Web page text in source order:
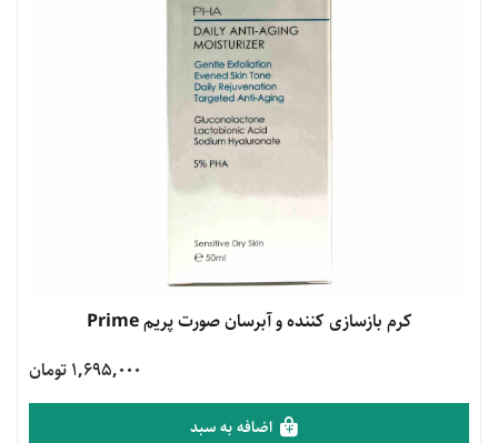
مشاهده محصول
کرم بازسازی کننده و آبرسان صورت پریم Prime
1,695,000 تومان
اضافه به سبد